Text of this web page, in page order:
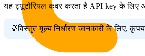
यह ट्यूटोरियल कवर करता है API key के लिए
💡विस्तृत मूल्य निर्धारण जानकारी के लिए,